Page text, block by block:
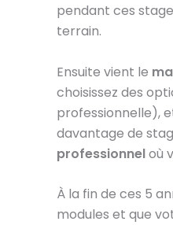
pendant ces
terrain.
Ensuite vient le
choisissez des
professionnelle),
davantage de
professionneloù
À la fin de ces 5
modules et que